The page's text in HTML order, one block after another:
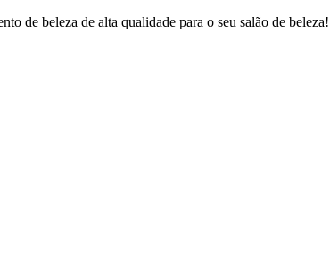
de beleza de alta qualidade para o seu salão de beleza!